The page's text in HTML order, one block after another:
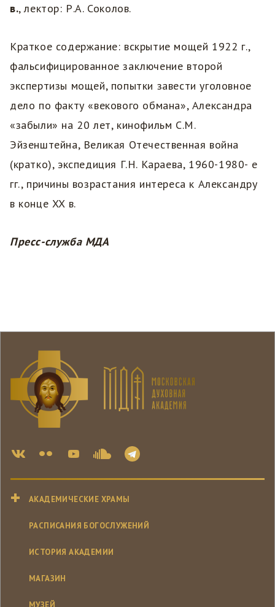
в., лектор: Р.А. Соколов.
Краткое содержание: вскрытие мощей 1922 г.,
фальсифицированное заключение второй
экспертизы мощей, попытки завести уголовное
дело по факту «векового обмана», Александра
«забыли» на 20 лет, кинофильм С.М.
Эйзенштейна, Великая Отечественная война
(кратко), экспедиция Г.Н. Караева, 1960-1980- е
гг., причины возрастания интереса к Александру
в конце XX в.
Пресс-служба МДА
АКАДЕМИЧЕСКИЕ ХРАМЫ
РАСПИСАНИЯ БОГОСЛУЖЕНИЙ
ИСТОРИЯ АКАДЕМИИ
МАГАЗИН
МУЗЕЙ